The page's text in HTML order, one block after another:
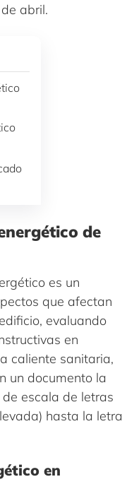
abril.
de
es un
que afectan
evaluando
en
caliente sanitaria,
un documento la
escala de letras
hasta la letra
en